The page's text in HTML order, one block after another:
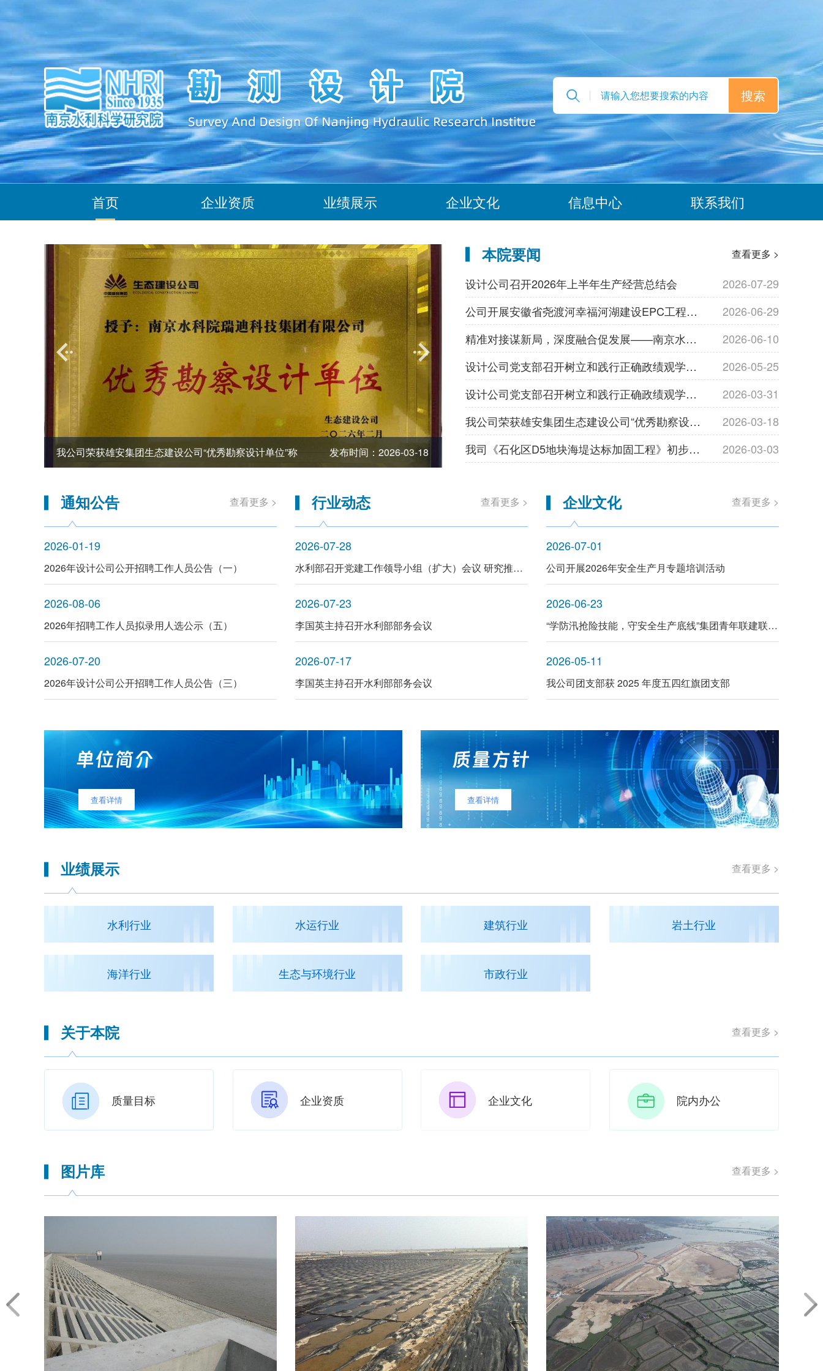
首页 企业资质 业绩展示 企业文化 信息中心 联系我们
我公司荣获雄安集团生态建设公司“优秀勘察设计单位”称 发布时间：2026-03-18 设计公司召开2026年上半年生产经营总结会 发布时间：2026-07-
本院要闻 查看更多 >
设计公司召开2026年上半年生产经营总结会
2026-07-29
公司开展安徽省尧渡河幸福河湖建设EPC工程总承包项目安全生产检查工作
2026-06-29
精准对接谋新局，深度融合促发展——南京水科院瑞迪科技集团设计公司柯敏勇总经理率队赴广东开展专项调研
2026-06-10
设计公司党支部召开树立和践行正确政绩观学习教育专题学习会
2026-05-25
设计公司党支部召开树立和践行正确政绩观学习教育部署会
2026-03-31
我公司荣获雄安集团生态建设公司“优秀勘察设计单位”称号
2026-03-18
我司《石化区D5地块海堤达标加固工程》初步设计顺利通过专家组审查
2026-03-03
通知公告 查看更多 >
2026-01-19
2026年设计公司公开招聘工作人员公告（一）
2026-08-06
2026年招聘工作人员拟录用人选公示（五）
2026-07-20
2026年设计公司公开招聘工作人员公告（三）
行业动态 查看更多 >
2026-07-28
水利部召开党建工作领导小组（扩大）会议 研究推进树立和践行正确政绩观学习教育工作
2026-07-23
李国英主持召开水利部部务会议
2026-07-17
李国英主持召开水利部部务会议
企业文化 查看更多 >
2026-07-01
公司开展2026年安全生产月专题培训活动
2026-06-23
“学防汛抢险技能，守安全生产底线”集团青年联建联学参观江苏省防汛防旱抢险中心
2026-05-11
我公司团支部获 2025 年度五四红旗团支部
查看详情 查看详情
业绩展示 查看更多 >
水利行业 水运行业 建筑行业 岩土行业
海洋行业 生态与环境行业 市政行业
关于本院 查看更多 >
质量目标 企业资质 企业文化 院内办公
图片库 查看更多 >